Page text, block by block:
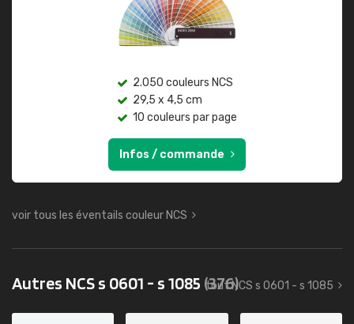
2.050 couleurs NCS
29,5 x 4,5 cm
10 couleurs par page
Infos / commande
voir tous les éventails couleur NCS
Autres NCS s 0601 - s 1085 (376)
tout NCS s 0601 - s 1085